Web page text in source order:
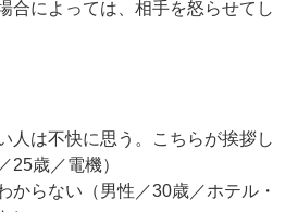
合によっては、相手を怒らせてし
人は不快に思う。こちらが挨拶し
25歳／電機）
からない（男性／30歳／ホテル・